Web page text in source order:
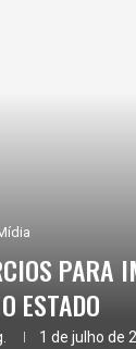
PARA
ESTADO
1 de julho de